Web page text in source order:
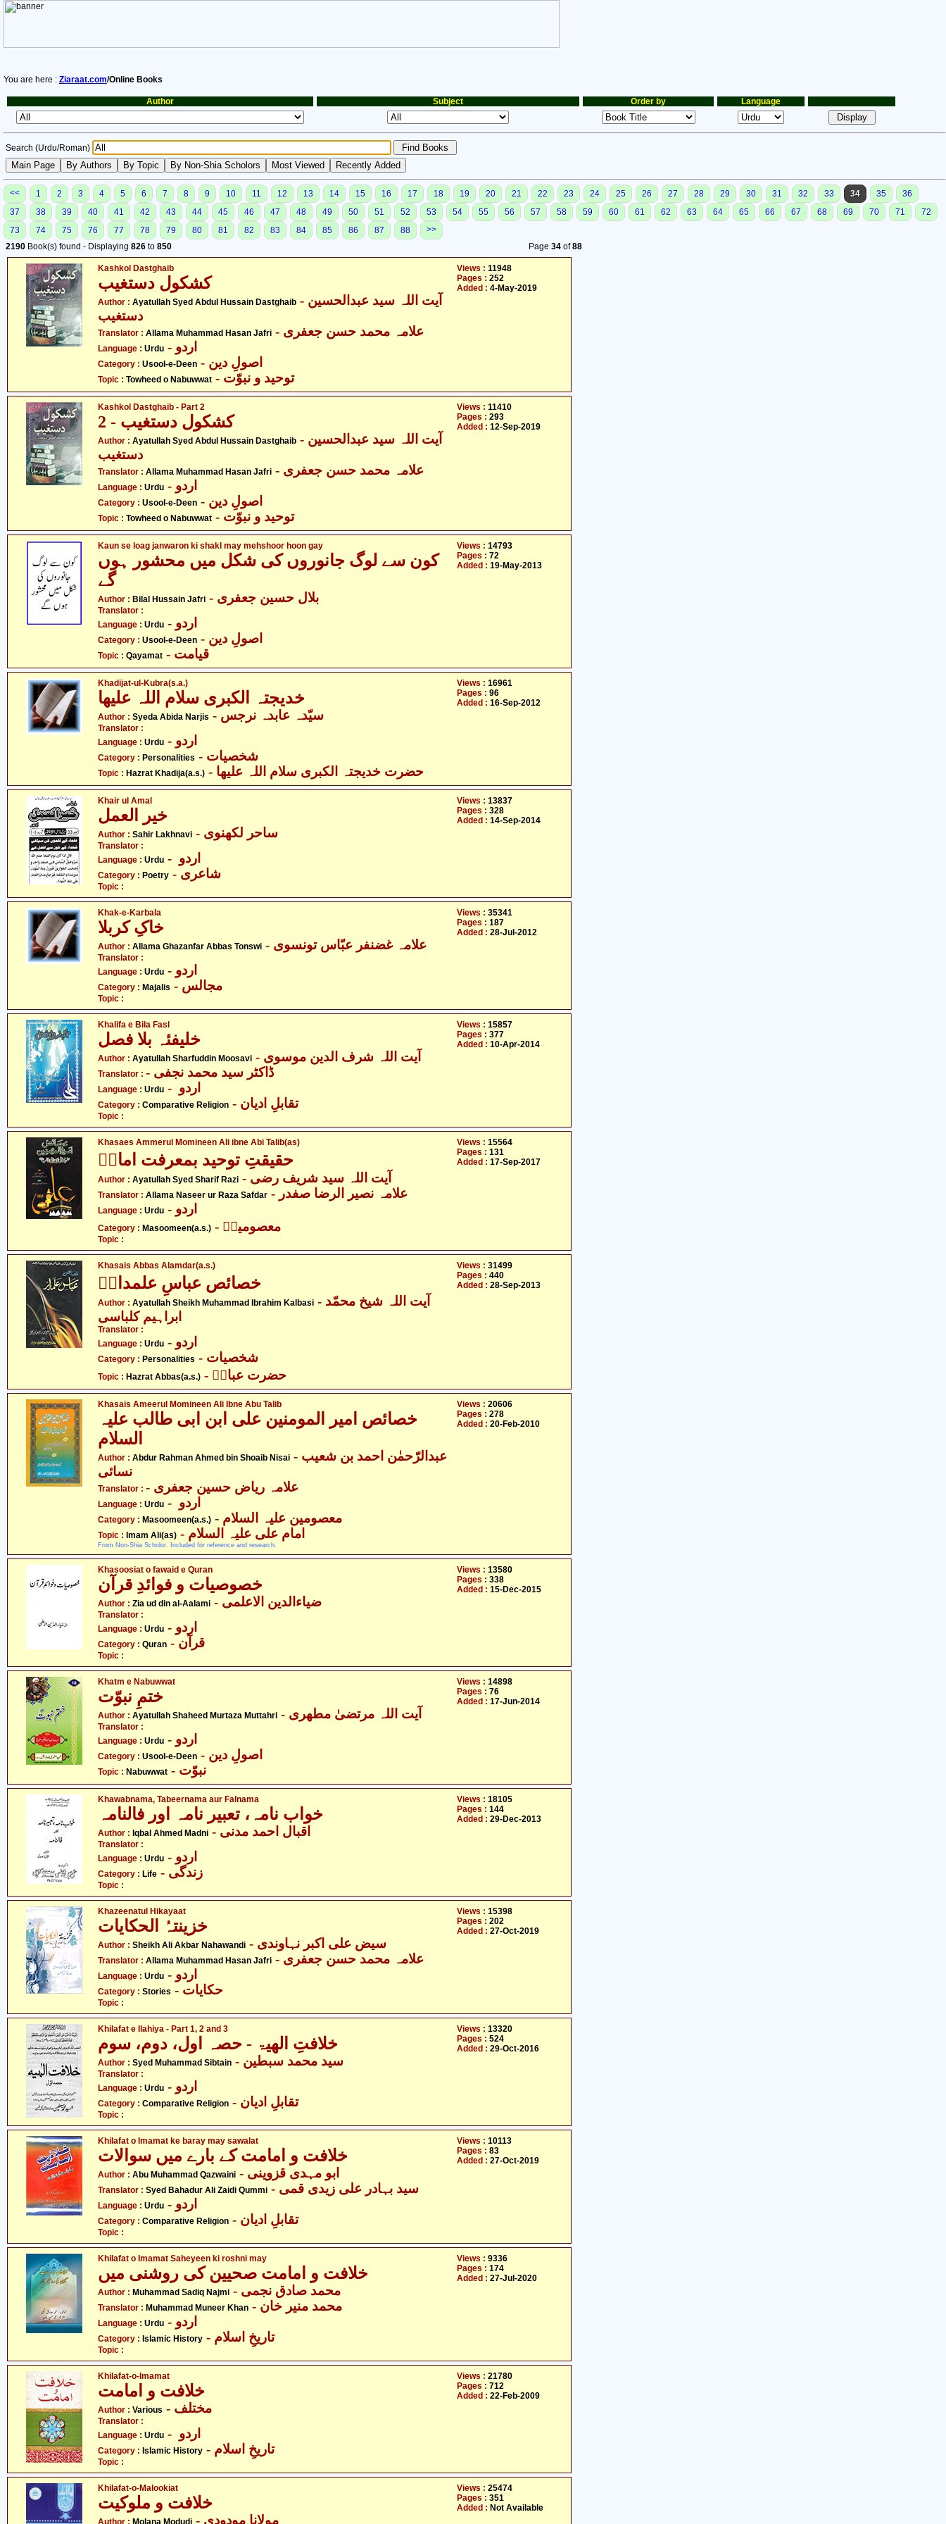
You are here : Ziaraat.com/Online Books
Author Subject Order by Language
Search (Urdu/Roman)
<< 1 2 3 4 5 6 7 8 9 10 11 12 13 14 15 16 17 18 19 20 21 22 23 24 25 26 27 28 29 30 31 32 33 34 35
36
37
38 39 40 41 42 43 44 45 46 47 48 49 50 51 52 53 54 55 56 57 58 59 60 61 62 63 64 65 66 67 68 69 70 71
72
73
74 75 76 77 78 79 80 81 82 83 84 85 86 87 88
>>
2190 Book(s) found - Displaying 826 to 850 Page 34of88
Kashkol Dastghaib
کشکول دستغیب
Author : Ayatullah Syed Abdul Hussain Dastghaib - آیت اللہ سید عبدالحسین
دستغیب
Translator : Allama Muhammad Hasan Jafri - علامہ محمد حسن جعفری
Language : Urdu - اردو
Category : Usool-e-Deen - اصولِ دین
Topic : Towheed o Nabuwwat - توحید و نبوّت
Views : 11948
Pages : 252
Added : 4-May-2019
Kashkol Dastghaib - Part 2
کشکول دستغیب - 2
Author : Ayatullah Syed Abdul Hussain Dastghaib - آیت اللہ سید عبدالحسین
دستغیب
Translator : Allama Muhammad Hasan Jafri - علامہ محمد حسن جعفری
Language : Urdu - اردو
Category : Usool-e-Deen - اصولِ دین
Topic : Towheed o Nabuwwat - توحید و نبوّت
Views : 11410
Pages : 293
Added : 12-Sep-2019
Kaun se loag janwaron ki shakl may mehshoor hoon gay
کون سے لوگ جانوروں کی شکل میں محشور ہوں
گے
Author : Bilal Hussain Jafri - بلال حسین جعفری
Translator :
Language : Urdu - اردو
Category : Usool-e-Deen - اصولِ دین
Topic : Qayamat - قیامت
Views : 14793
Pages : 72
Added : 19-May-2013
Khadijat-ul-Kubra(s.a.)
خدیجتہ الکبری سلام اللہ علیھا
Author : Syeda Abida Narjis - سیّدہ عابدہ نرجس
Translator :
Language : Urdu - اردو
Category : Personalities - شخصیات
Topic : Hazrat Khadija(a.s.) - حضرت خدیجتہ الکبری سلام اللہ علیھا
Views : 16961
Pages : 96
Added : 16-Sep-2012
Khair ul Amal
خیر العمل
Author : Sahir Lakhnavi - ساحر لکھنوی
Translator :
Language : Urdu
Category : Poetry - شاعری
Topic :
Views : 13837
Pages : 328
Added : 14-Sep-2014
Khak-e-Karbala
خاکِ کربلا
Author : Allama Ghazanfar Abbas Tonswi - علامہ غضنفر عبّاس تونسوی
Translator :
Language : Urdu - اردو
Category : Majalis - مجالس
Topic :
Views : 35341
Pages : 187
Added : 28-Jul-2012
Khalifa e Bila Fasl
خلیفئہ بلا فصل
Author : Ayatullah Sharfuddin Moosavi - آیت اللہ شرف الدین موسوی
Translator : - ڈاکٹر سید محمد نجفی
Language : Urdu
Category : Comparative Religion - تقابلِ ادیان
Topic :
Views : 15857
Pages : 377
Added : 10-Apr-2014
Khasaes Ammerul Momineen Ali ibne Abi Talib(as)
حقیقتِ توحید بمعرفت امامؑ
Author : Ayatullah Syed Sharif Razi - آیت اللہ سید شریف رضی
Translator : Allama Naseer ur Raza Safdar - علامہ نصیر الرضا صفدر
Language : Urdu - اردو
Category : Masoomeen(a.s.) - معصومینؑ
Topic :
Views : 15564
Pages : 131
Added : 17-Sep-2017
Khasais Abbas Alamdar(a.s.)
خصائص عباسِ علمدارؑ
Author : Ayatullah Sheikh Muhammad Ibrahim Kalbasi - آیت اللہ شیخ محمّد
ابراہیم کلباسی
Translator :
Language : Urdu - اردو
Category : Personalities - شخصیات
Topic : Hazrat Abbas(a.s.) - حضرت عباسؑ
Views : 31499
Pages : 440
Added : 28-Sep-2013
Khasais Ameerul Momineen Ali Ibne Abu Talib
خصائص امیر المومنین علی ابن ابی طالب علیہ
Author : Abdur Rahman Ahmed bin Shoaib Nisai - عبدالرّحمٰن احمد بن شعیب
نسائی
Translator : - علامہ ریاض حسین جعفری
Language : Urdu
Category : Masoomeen(a.s.)
Topic : Imam Ali(as) - امام علی علیہ السلام
From Non-Shia Scholor. Included for reference and research.
Views : 20606
Pages : 278
Added : 20-Feb-2010
Khasoosiat o fawaid e Quran
خصوصیات و فوائدِ قرآن
Author : Zia ud din al-Aalami - ضیاءالدین الاعلمی
Translator :
Language : Urdu - اردو
Category : Quran - قرآن
Topic :
Views : 13580
Pages : 338
Added : 15-Dec-2015
Khatm e Nabuwwat
ختمِ نبوّت
Author : Ayatullah Shaheed Murtaza Muttahri - آیت اللہ مرتضیٰ مطھری
Translator :
Language : Urdu - اردو
Category : Usool-e-Deen - اصولِ دین
Topic : Nabuwwat - نبوّت
Views : 14898
Pages : 76
Added : 17-Jun-2014
Khawabnama, Tabeernama aur Falnama
خواب نامہ، تعبیر نامہ اور فالنامہ
Author : Iqbal Ahmed Madni - اقبال احمد مدنی
Translator :
Language : Urdu - اردو
Category : Life - زندگی
Topic :
Views : 18105
Pages : 144
Added : 29-Dec-2013
Khazeenatul Hikayaat
خزینتہُ الحکایات
Author : Sheikh Ali Akbar Nahawandi - سیض علی اکبر نہاوندی
Translator : Allama Muhammad Hasan Jafri - علامہ محمد حسن جعفری
Language : Urdu - اردو
Category : Stories - حکایات
Topic :
Views : 15398
Pages : 202
Added : 27-Oct-2019
Khilafat e Ilahiya - Part 1, 2 and 3
خلافتِ الھیۃ - حصہ اول، دوم، سوم
Author : Syed Muhammad Sibtain - سید محمد سبطین
Translator :
Language : Urdu - اردو
Category : Comparative Religion - تقابلِ ادیان
Topic :
Views : 13320
Pages : 524
Added : 29-Oct-2016
Khilafat o Imamat ke baray may sawalat
خلافت و امامت کے بارے میں سوالات
Author : Abu Muhammad Qazwaini - ابو مہدی قزوینی
Translator : Syed Bahadur Ali Zaidi Qummi - سید بہادر علی زیدی قمی
Language : Urdu - اردو
Category : Comparative Religion - تقابلِ ادیان
Topic :
Views : 10113
Pages : 83
Added : 27-Oct-2019
Khilafat o Imamat Saheyeen ki roshni may
خلافت و امامت صحیین کی روشنی میں
Author : Muhammad Sadiq Najmi - محمد صادق نجمی
Translator : Muhammad Muneer Khan - محمد منیر خان
Language : Urdu - اردو
Category : Islamic History - تاریخِ اسلام
Topic :
Views : 9336
Pages : 174
Added : 27-Jul-2020
Khilafat-o-Imamat
خلافت و امامت
Author : Various - مختلف
Translator :
Language : Urdu
Category : Islamic History - تاریخِ اسلام
Topic :
Views : 21780
Pages : 712
Added : 22-Feb-2009
Khilafat-o-Malookiat
خلافت و ملوکیت
Author : Molana Modudi - مولانا مودودی
Views : 25474
Pages : 351
Added : Not Available